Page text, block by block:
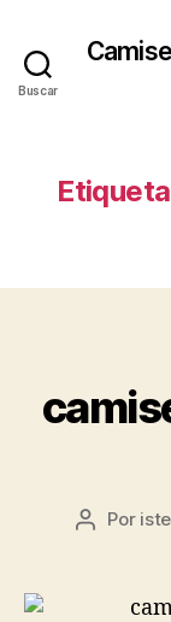
Buscar
Autor
entrada
Por